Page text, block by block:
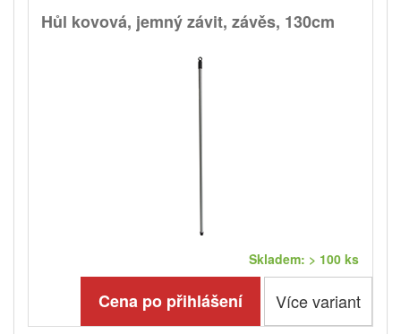
Hůl kovová, jemný závit, závěs, 130cm
Skladem: > 100 ks
Cena po přihlášení Více variant